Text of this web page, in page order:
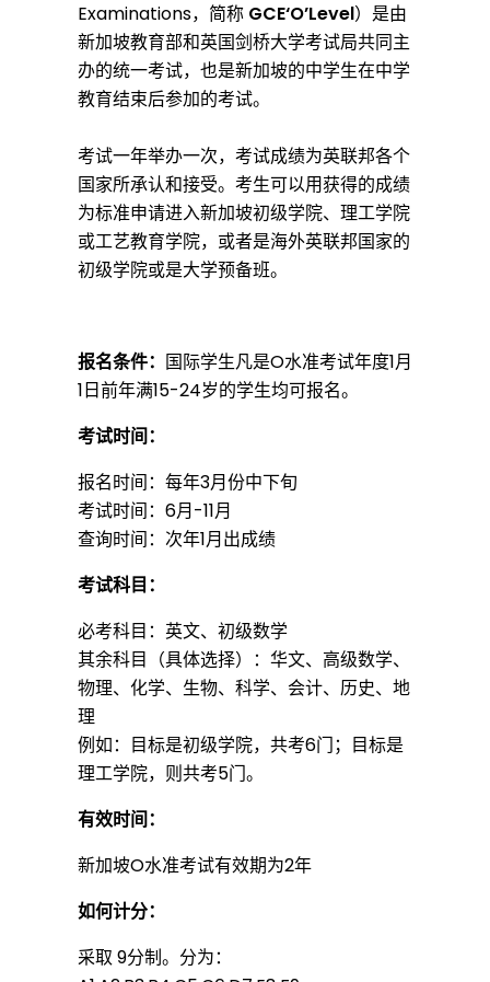
要
求
需
居
住
两
年
！
Examinations，简称 GCE‘O’Level）是由
新加坡教育部和英国剑桥大学考试局共同主
办的统一考试，也是新加坡的中学生在中学
教育结束后参加的考试。
考试一年举办一次，考试成绩为英联邦各个
国家所承认和接受。考生可以用获得的成绩
为标准申请进入新加坡初级学院、理工学院
或工艺教育学院，或者是海外英联邦国家的
初级学院或是大学预备班。
报名条件： 国际学生凡是O水准考试年度1月
1日前年满15-24岁的学生均可报名。
考试时间：
报名时间：每年3月份中下旬
考试时间：6月-11月
查询时间：次年1月出成绩
考试科目：
必考科目：英文、初级数学
其余科目（具体选择）：华文、高级数学、
物理、化学、生物、科学、会计、历史、地
理
例如：目标是初级学院，共考6门；目标是
理工学院，则共考5门。
有效时间：
新加坡O水准考试有效期为2年
如何计分：
采取 9分制。分为：